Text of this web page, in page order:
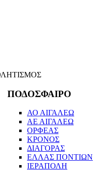
ΠΟΔΟΣΦΑΙΡΟ
ΑΟ ΑΙΓΑΛΕΩ
ΑΕ ΑΙΓΑΛΕΩ
ΟΡΦΕΑΣ
ΚΡΟΝΟΣ
ΔΙΑΓΟΡΑΣ
ΕΛΛΑΣ ΠΟΝΤΙΩΝ
ΙΕΡΑΠΟΛΗ